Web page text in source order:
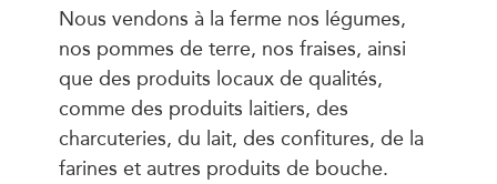
Nous vendons à la ferme nos légumes,
nos pommes de terre, nos fraises, ainsi
que des produits locaux de qualités,
comme des produits laitiers, des
charcuteries, du lait, des confitures, de la
farines et autres produits de bouche.